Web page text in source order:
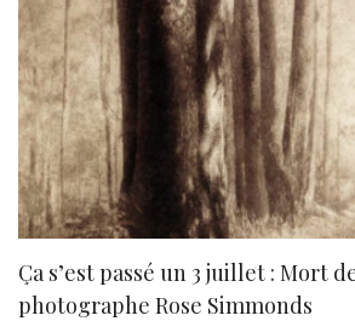
Ça s’est passé un 3 juillet : Mort
photographe Rose Simmonds